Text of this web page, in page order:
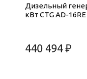
Дизельный
кВт CTG AD-16RE
440 494 ₽